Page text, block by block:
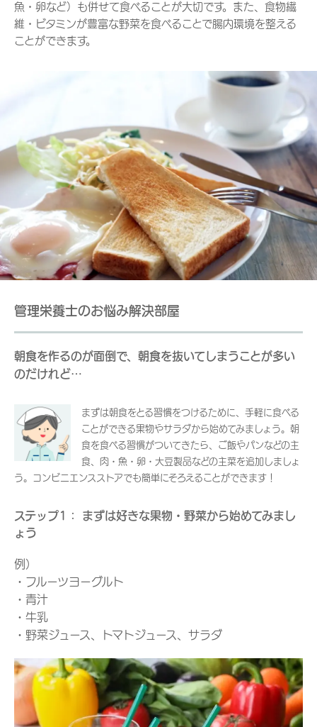
魚・卵など）も併せて食べることが大切です。また、食物繊
維・ビタミンが豊富な野菜を食べることで腸内環境を整える
ことができます。
管理栄養士のお悩み解決部屋
朝食を作るのが面倒で、朝食を抜いてしまうことが多い
のだけれど…
まずは朝食をとる習慣をつけるために、手軽に食べる
ことができる果物やサラダから始めてみましょう。朝
食を食べる習慣がついてきたら、ご飯やパンなどの主
食、肉・魚・卵・大豆製品などの主菜を追加しましょ
う。コンビニエンスストアでも簡単にそろえることができます！
ステップ1： まずは好きな果物・野菜から始めてみまし
ょう
例）
・フルーツヨーグルト
・青汁
・牛乳
・野菜ジュース、トマトジュース、サラダ